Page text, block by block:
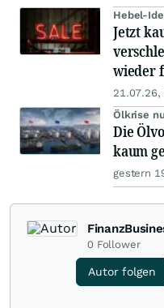
Hebel-
Jetzt
wieder
21.07.26,
Ölkrise
Die
kaum
gestern
0 Follower
Autor folgen